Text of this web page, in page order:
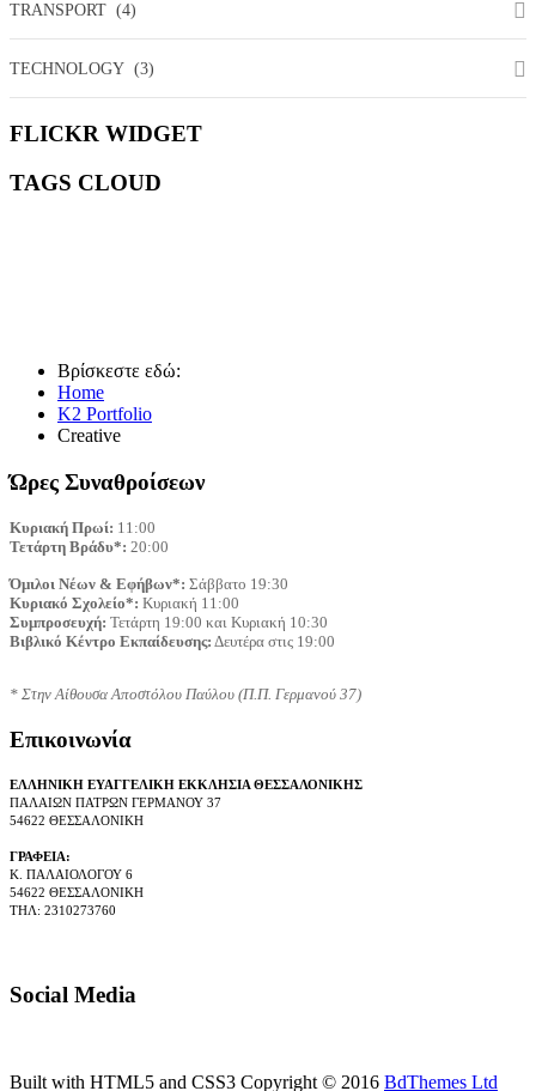
TRANSPORT (4)
TECHNOLOGY (3)
FLICKR WIDGET
TAGS CLOUD
Βρίσκεστε εδώ:
Home
K2 Portfolio
Creative
Ώρες Συναθροίσεων
Κυριακή Πρωί:
Τετάρτη Βράδυ*: 20:00
Όμιλοι Νέων & Εφήβων*: Σάββατο 19:30
Κυριακό Σχολείο*: Κυριακή 11:00
Συμπροσευχή: Τετάρτη 19:00 και Κυριακή 10:30
Βιβλικό Κέντρο Εκπαίδευσης: Δευτέρα στις 19:00
* Στην Αίθουσα Αποστόλου Παύλου (Π.Π. Γερμανού 37)
Επικοινωνία
ΕΛΛΗΝΙΚΗ ΕΥΑΓΓΕΛΙΚΗ ΕΚΚΛΗΣΙΑ ΘΕΣΣΑΛΟΝΙΚΗΣ
ΠΑΛΑΙΩΝ ΠΑΤΡΩΝ ΓΕΡΜΑΝΟΥ 37
54622 ΘΕΣΣΑΛΟΝΙΚΗ
ΓΡΑΦΕΙΑ:
Κ. ΠΑΛΑΙΟΛΟΓΟΥ 6
54622 ΘΕΣΣΑΛΟΝΙΚΗ
ΤΗΛ: 2310273760
Social Media
Built with HTML5 and CSS3 Copyright © 2016 BdThemes Ltd